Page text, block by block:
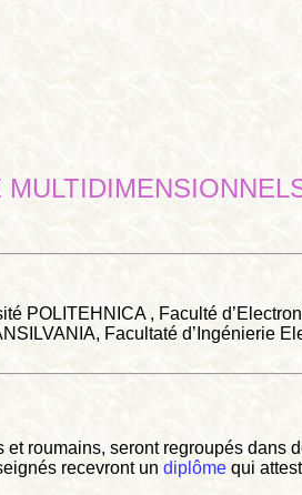
POLITEHNICA , Faculté
Facultaté d’Ingénierie
roumains, seront regroupés dans
recevront un diplôme qui